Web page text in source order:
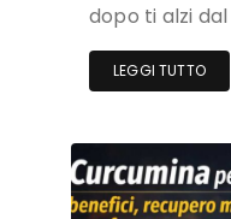
dopo ti alzi
LEGGI TUTTO